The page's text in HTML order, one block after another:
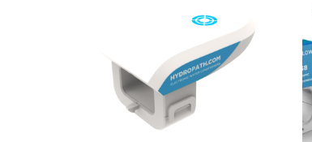
599.00€
559.00€